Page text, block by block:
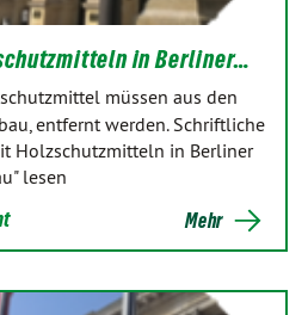
in Berliner…
müssen aus den
entfernt werden. Schriftliche
Holzschutzmitteln in Berliner
lesen
Mehr